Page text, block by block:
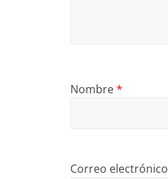
Nombre*
Correo electrónico